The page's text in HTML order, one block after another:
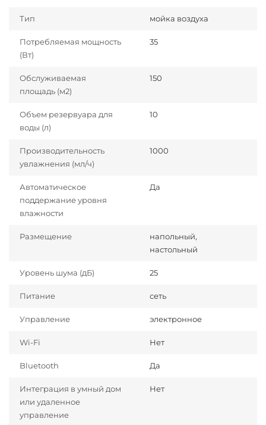
Тип мойка воздуха
Потребляемая мощность
(Вт)
35
Обслуживаемая
площадь (м2)
150
Объем резервуара для
воды (л)
10
Производительность
увлажнения (мл/ч)
1000
Автоматическое
поддержание уровня
влажности
Да
Размещение
напольный,
настольный
Уровень шума (дБ) 25
Питание сеть
Управление электронное
Wi-Fi Нет
Bluetooth Да
Интеграция в умный дом
или удаленное
управление
Нет